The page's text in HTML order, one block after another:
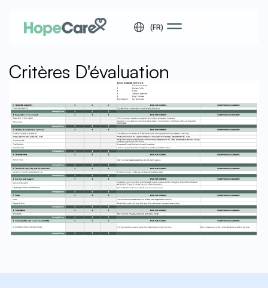
(FR)
Critères D'évaluation